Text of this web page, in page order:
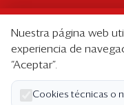
Suscripción
Paquetes
Edición Impresa
Nuestra página web
experiencia de
“Aceptar”.
Cookies técnicas o